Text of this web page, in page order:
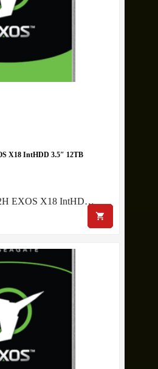
X18 IntHDD 3.5″ 12TB
EXOS X18 IntHD…